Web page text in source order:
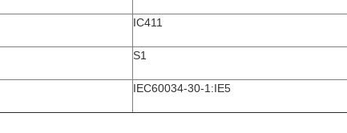
IC411
S1
IEC60034-30-1:IE5